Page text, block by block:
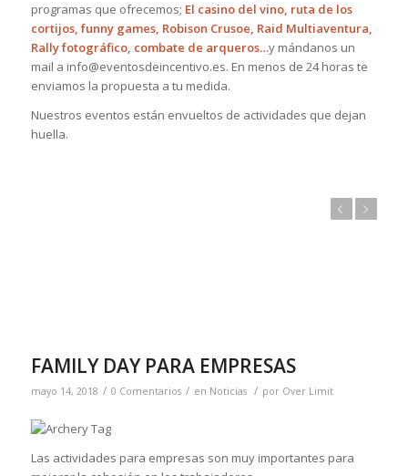
programas que ofrecemos; El casino del vino, ruta de los
cortijos, funny games, Robison Crusoe, Raid Multiaventura,
Rally fotográfico, combate de arqueros…y mándanos un
mail a info@eventosdeincentivo.es. En menos de 24 horas te
enviamos la propuesta a tu medida.
Nuestros eventos están envueltos de actividades que dejan
huella.
FAMILY DAY PARA EMPRESAS
mayo 14, 2018 / 0 Comentarios / en Noticias / por Over Limit
Las actividades para empresas son muy importantes para